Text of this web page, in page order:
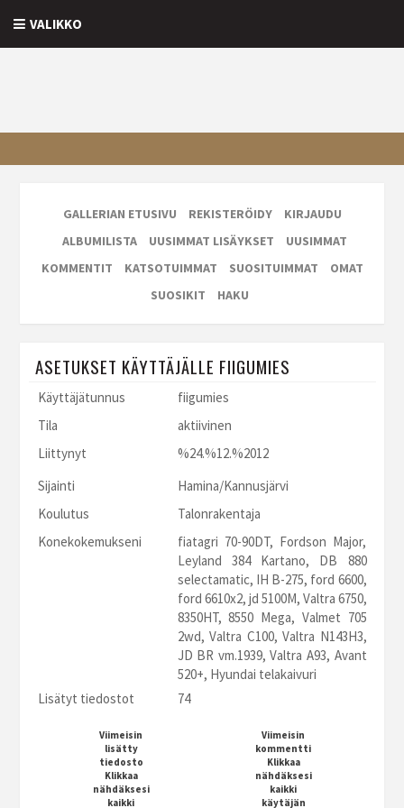
VALIKKO
GALLERIAN ETUSIVU REKISTERÖIDY
KIRJAUDU
ALBUMILISTA
UUSIMMAT LISÄYKSET
UUSIMMAT
KOMMENTIT
KATSOTUIMMAT SUOSITUIMMAT
OMAT
SUOSIKIT
HAKU
ASETUKSET KÄYTTÄJÄLLE FIIGUMIES
Käyttäjätunnus
fiigumies
Tila
aktiivinen
Liittynyt
%24.%12.%2012
Sijainti
Hamina/Kannusjärvi
Koulutus
Talonrakentaja
Konekokemukseni
fiatagri 70-90DT, Fordson Major,
Leyland 384 Kartano, DB 880
selectamatic, IH B-275, ford 6600,
ford 6610x2, jd 5100M, Valtra 6750,
8350HT, 8550 Mega, Valmet 705
2wd, Valtra C100, Valtra N143H3,
JD BR vm.1939, Valtra A93, Avant
520+, Hyundai telakaivuri
Lisätyt tiedostot
74
Viimeisin
lisätty
tiedosto
Klikkaa
nähdäksesi
kaikki
Viimeisin
kommentti
Klikkaa
nähdäksesi
kaikki
käytäjän